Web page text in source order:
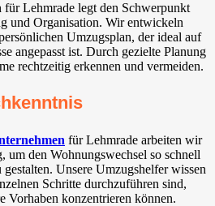
für Lehmrade legt den Schwerpunkt
und Organisation. Wir entwickeln
Umzugsplan, der ideal auf
angepasst ist. Durch gezielte Planung
rechtzeitig erkennen und vermeiden.
für Lehmrade arbeiten wir
um den Wohnungswechsel so schnell
Unsere Umzugshelfer wissen
Schritte durchzuführen sind,
Vorhaben konzentrieren können.